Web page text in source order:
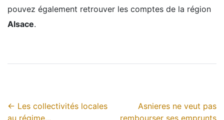
pouvez également retrouver les comptes de la région
Alsace.
← Les collectivités locales
au régime...
Asnieres ne veut pas
rembourser ses emprunts